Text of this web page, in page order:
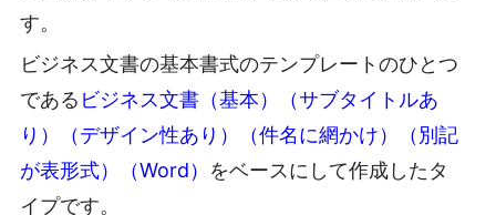
す。
ビジネス文書の基本書式のテンプレートのひとつ
である ビジネス文書（基本）（サブタイトルあ
り）（デザイン性あり）（件名に網かけ）（別記
が表形式）（Word） をベースにして作成したタ
イプです。